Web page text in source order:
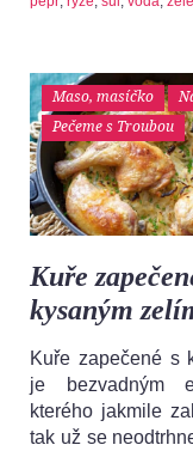
Maso, masíčko
Pečeme s Troubou
Kuře
kysaným
Kuře zapečené s
je bezvadným
kterého jakmile
tak už se